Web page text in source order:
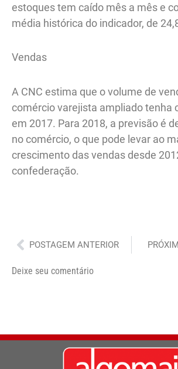
estoques tem caído mês a mês e
média histórica do indicador, de
Vendas
A CNC estima que o volume de
comércio varejista ampliado tenha
em 2017. Para 2018, a previsão é
no comércio, o que pode levar ao
crescimento das vendas desde
confederação.
Anterior
POSTAGEM ANTERIOR
Deixe seu comentário